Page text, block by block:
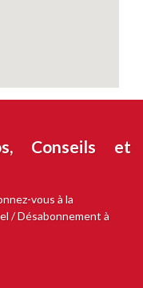
Conseils et
vous à la
/ Désabonnement à